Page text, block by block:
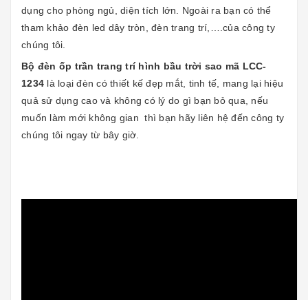
dụng cho phòng ngủ, diện tích lớn. Ngoài ra bạn có thể
tham khảo đèn led dây tròn, đèn trang trí,….của công ty
chúng tôi.
Bộ đèn ốp trần trang trí hình bầu trời sao mã LCC-
1234 là loại đèn có thiết kế đẹp mắt, tinh tế, mang lại hiệu
quả sử dụng cao và không có lý do gì bạn bỏ qua, nếu
muốn làm mới không gian thì bạn hãy liên hệ đến công ty
chúng tôi ngay từ bây giờ.